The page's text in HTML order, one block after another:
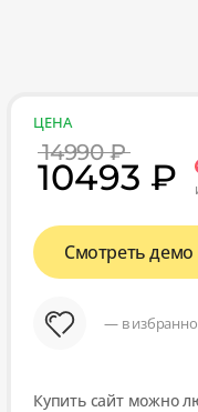
ЦЕНА
14990 ₽
10493 ₽
Смотреть демо
— в
Купить сайт можно